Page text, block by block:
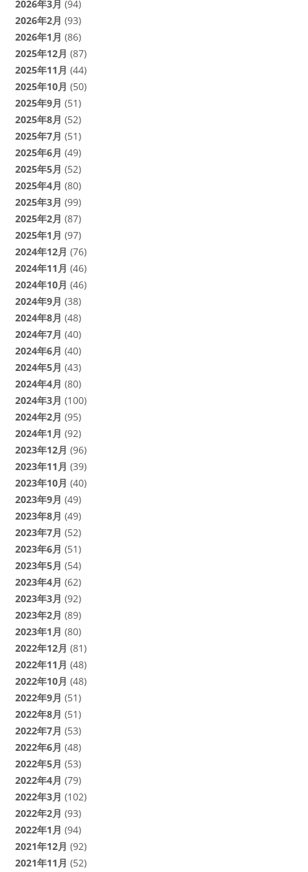
2026年3月 (94)
2026年2月 (93)
2026年1月 (86)
2025年12月 (87)
2025年11月 (44)
2025年10月 (50)
2025年9月 (51)
2025年8月 (52)
2025年7月 (51)
2025年6月 (49)
2025年5月 (52)
2025年4月 (80)
2025年3月 (99)
2025年2月 (87)
2025年1月 (97)
2024年12月 (76)
2024年11月 (46)
2024年10月 (46)
2024年9月 (38)
2024年8月 (48)
2024年7月 (40)
2024年6月 (40)
2024年5月 (43)
2024年4月 (80)
2024年3月 (100)
2024年2月 (95)
2024年1月 (92)
2023年12月 (96)
2023年11月 (39)
2023年10月 (40)
2023年9月 (49)
2023年8月 (49)
2023年7月 (52)
2023年6月 (51)
2023年5月 (54)
2023年4月 (62)
2023年3月 (92)
2023年2月 (89)
2023年1月 (80)
2022年12月 (81)
2022年11月 (48)
2022年10月 (48)
2022年9月 (51)
2022年8月 (51)
2022年7月 (53)
2022年6月 (48)
2022年5月 (53)
2022年4月 (79)
2022年3月 (102)
2022年2月 (93)
2022年1月 (94)
2021年12月 (92)
2021年11月 (52)